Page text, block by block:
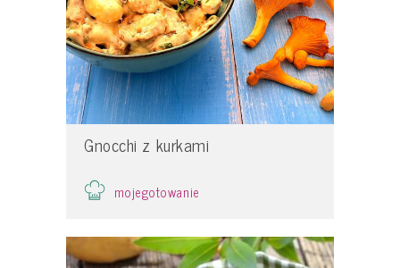
Gnocchi z kurkami
mojegotowanie